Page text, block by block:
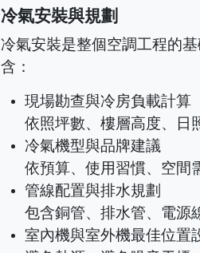
冷氣安裝與規劃
冷氣安裝是整個空調工程的
含：
現場勘查與冷房負載計算
依照坪數、樓層高度、日
冷氣機型與品牌建議
依預算、使用習慣、空間
管線配置與排水規劃
包含銅管、排水管、電源
室內機與室外機最佳位置